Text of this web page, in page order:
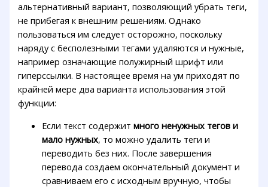
альтернативный вариант, позволяющий убрать теги,
не прибегая к внешним решениям. Однако
пользоваться им следует осторожно, поскольку
наряду с бесполезными тегами удаляются и нужные,
например означающие полужирный шрифт или
гиперссылки. В настоящее время на ум приходят по
крайней мере два варианта использования этой
функции:
Если текст содержитмного ненужных тегов и
мало нужных, то можно удалить теги и
переводить без них. После завершения
перевода создаем окончательный документ и
сравниваем его с исходным вручную, чтобы